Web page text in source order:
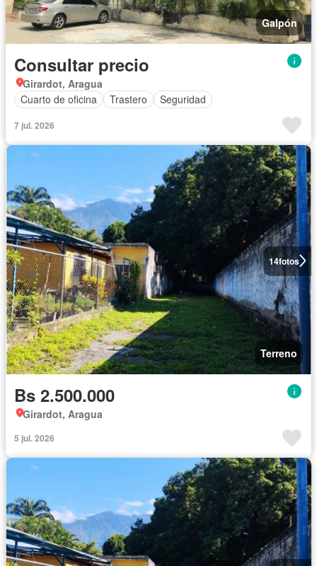
Galpón
Consultar precio
Girardot, Aragua
Cuarto de oficina
Trastero Seguridad
7 jul. 2026
14fotos
Terreno
Bs 2.500.000
Girardot, Aragua
5 jul. 2026